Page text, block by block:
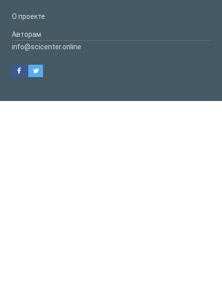
О проекте
Авторам
info@scicenter.online